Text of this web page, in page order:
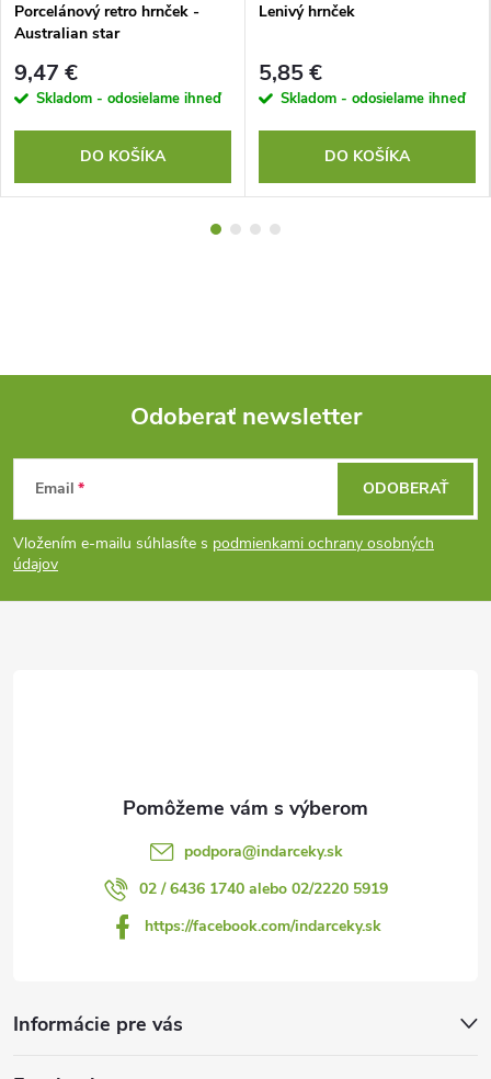
Porcelánový retro hrnček -
Australian star
9,47 €
Skladom - odosielame ihneď
DO KOŠÍKA
Lenivý hrnček
5,85 €
Skladom - odosielame ihneď
DO KOŠÍKA
Z
á
p
Odoberať newsletter
Email
Vložením e-mailu súhlasíte s podmienkami ochrany osobných
údajov
ODOBERAŤ
podpora@indarceky.sk
02 / 6436 1740 alebo 02/2220 5919
https://facebook.com/indarceky.sk
Informácie pre vás